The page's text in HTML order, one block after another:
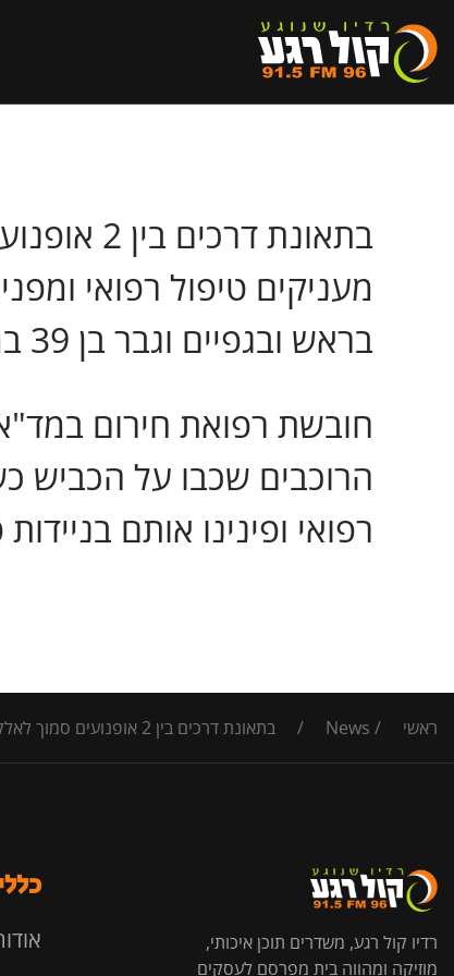
בראש ובגפיים וגבר בן 39 במצב בינוני, עם חבלות בגפיים.
הרוכבים שכבו על הכביש
רפואי ופינינו אותם
ראשי /
News
/ בתאונת דרכים בין 2 אופנועים סמוך לאלקוש נפצע בן 28 קשה עם חבלות בראש ובגפיים ובן 39 בינוני, עם חבלות בגפיים | לחצו לפרטים
רדיו קול רגע, משדרים תוכן איכותי,
מוזיקה ומהווה בית מפרסם לעסקים